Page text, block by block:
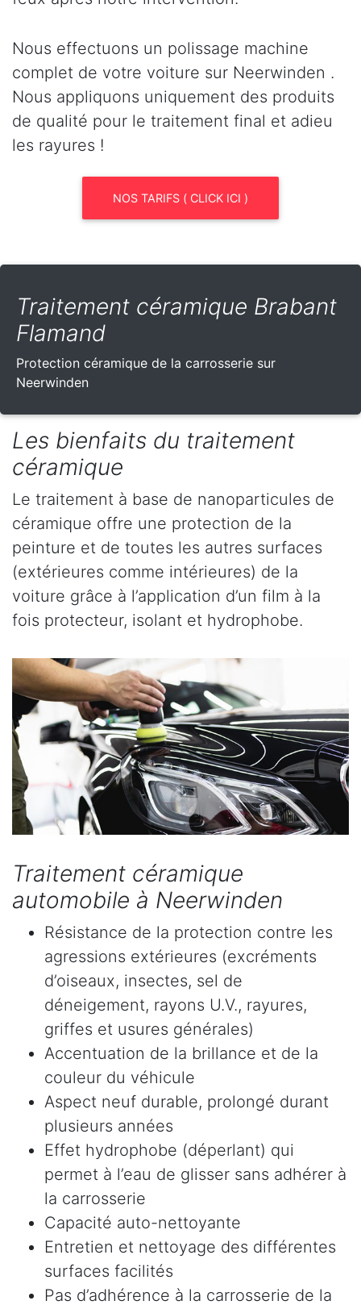
Nous effectuons un polissage machine
complet de votre voiture sur Neerwinden .
Nous appliquons uniquement des produits
de qualité pour le traitement final et adieu
les rayures !
NOS TARIFS ( CLICK ICI )
Traitement céramique Brabant
Flamand
Protection céramique de la carrosserie sur
Neerwinden
Les bienfaits du traitement
céramique
Le traitement à base de nanoparticules de
céramique offre une protection de la
peinture et de toutes les autres surfaces
(extérieures comme intérieures) de la
voiture grâce à l’application d’un film à la
fois protecteur, isolant et hydrophobe.
Traitement céramique
automobile à Neerwinden
Résistance de la protection contre les
agressions extérieures (excréments
d’oiseaux, insectes, sel de
déneigement, rayons U.V., rayures,
griffes et usures générales)
Accentuation de la brillance et de la
couleur du véhicule
Aspect neuf durable, prolongé durant
plusieurs années
Effet hydrophobe (déperlant) qui
permet à l’eau de glisser sans adhérer à
la carrosserie
Capacité auto-nettoyante
Entretien et nettoyage des différentes
surfaces facilités
Pas d’adhérence à la carrosserie de la